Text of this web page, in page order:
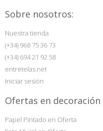
Sobre nosotros:
Nuestra tienda
(+34) 968 75 36 73
(+34) 694 21 92 58
entretelas.net
Iniciar sesión
Ofertas en decoración
Papel Pintado en Oferta